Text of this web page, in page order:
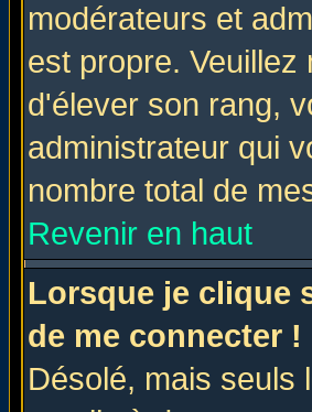
modérateurs et
est propre.
d'élever son rang,
administrateur qui
nombre total de
Revenir en haut
Lorsque je clique
de me connecter !
Désolé, mais seuls